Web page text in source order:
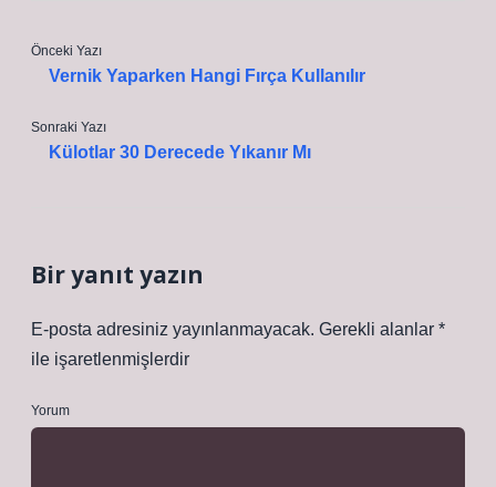
Önceki Yazı
Vernik Yaparken Hangi Fırça Kullanılır
Sonraki Yazı
Külotlar 30 Derecede Yıkanır Mı
Bir yanıt yazın
E-posta adresiniz yayınlanmayacak. Gerekli alanlar *
ile işaretlenmişlerdir
Yorum